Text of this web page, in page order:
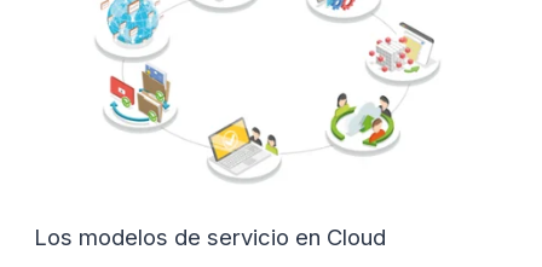
Los modelos de servicio en Cloud